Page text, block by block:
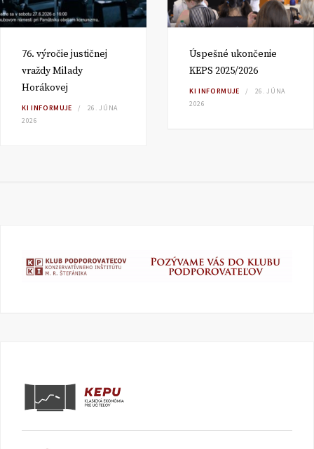
76. výročie justičnej
vraždy Milady
Horákovej
KI INFORMUJE
26. JÚNA
2026
Úspešné ukončenie
KEPS 2025/2026
KI INFORMUJE
26. JÚNA
2026